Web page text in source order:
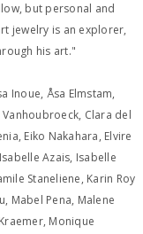
but personal and
jewelry is an explorer,
his art."
Inoue, Åsa Elmstam,
Clara del
Eiko Nakahara, Elvire
Azais, Isabelle
Staneliene, Karin Roy
Mabel Pena, Malene
Monique